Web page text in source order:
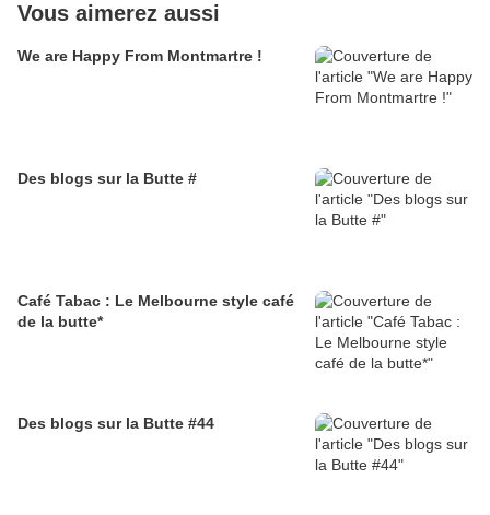
Vous aimerez aussi
We are Happy From Montmartre !
Des blogs sur la Butte #
Café Tabac : Le Melbourne style café
de la butte*
Des blogs sur la Butte #44